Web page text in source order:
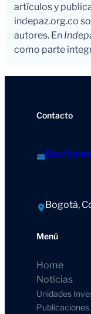
artículos y
indepaz.org.co
autores. En
como parte
Contacto
Bogotá,
Menú
Home
Noticias
Unidades
Publicaciones